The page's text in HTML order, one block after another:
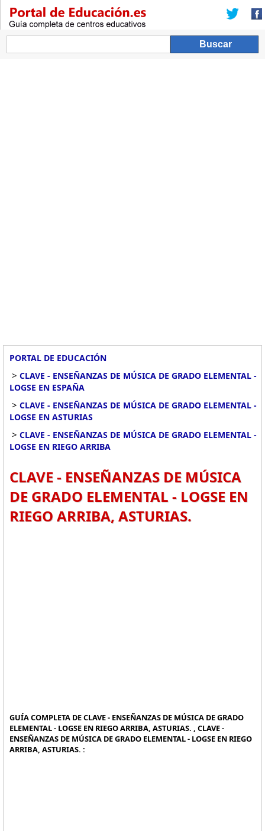
PORTAL DE EDUCACIÓN
> CLAVE - ENSEÑANZAS DE MÚSICA DE GRADO ELEMENTAL -
LOGSE EN ESPAÑA
> CLAVE - ENSEÑANZAS DE MÚSICA DE GRADO ELEMENTAL -
LOGSE EN ASTURIAS
> CLAVE - ENSEÑANZAS DE MÚSICA DE GRADO ELEMENTAL -
LOGSE EN RIEGO ARRIBA
CLAVE - ENSEÑANZAS DE MÚSICA
DE GRADO ELEMENTAL - LOGSE EN
RIEGO ARRIBA, ASTURIAS.
GUÍA COMPLETA DE CLAVE - ENSEÑANZAS DE MÚSICA DE GRADO
ELEMENTAL - LOGSE EN RIEGO ARRIBA, ASTURIAS. , CLAVE -
ENSEÑANZAS DE MÚSICA DE GRADO ELEMENTAL - LOGSE EN RIEGO
ARRIBA, ASTURIAS. :